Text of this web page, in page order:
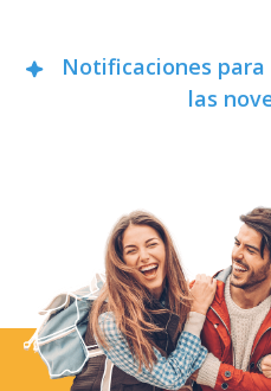
Notificaciones
las